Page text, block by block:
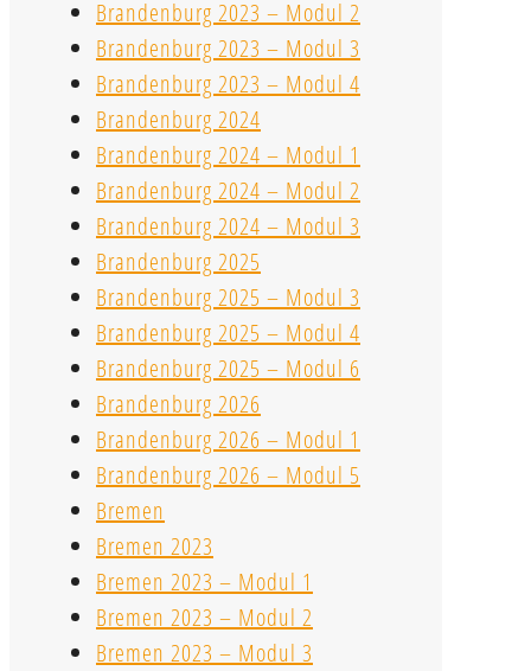
Brandenburg 2023 – Modul 2
Brandenburg 2023 – Modul 3
Brandenburg 2023 – Modul 4
Brandenburg 2024
Brandenburg 2024 – Modul 1
Brandenburg 2024 – Modul 2
Brandenburg 2024 – Modul 3
Brandenburg 2025
Brandenburg 2025 – Modul 3
Brandenburg 2025 – Modul 4
Brandenburg 2025 – Modul 6
Brandenburg 2026
Brandenburg 2026 – Modul 1
Brandenburg 2026 – Modul 5
Bremen
Bremen 2023
Bremen 2023 – Modul 1
Bremen 2023 – Modul 2
Bremen 2023 – Modul 3